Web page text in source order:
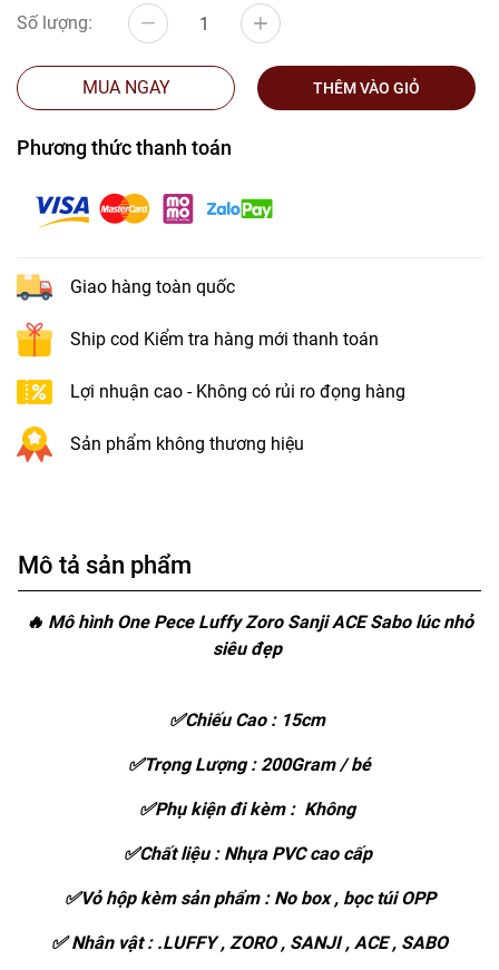
Số lượng:
MUA NGAY THÊM VÀO GIỎ
Phương thức thanh toán
Giao hàng toàn quốc
Ship cod Kiểm tra hàng mới thanh toán
Lợi nhuận cao - Không có rủi ro đọng hàng
Sản phẩm không thương hiệu
Mô tả sản phẩm
🔥 Mô hình One Pece Luffy Zoro Sanji ACE Sabo lúc nhỏ
siêu đẹp
✅Chiếu Cao : 15cm
✅Trọng Lượng : 200Gram / bé
✅Phụ kiện đi kèm : Không
✅Chất liệu : Nhựa PVC cao cấp
✅Vỏ hộp kèm sản phẩm : No box , bọc túi OPP
✅ Nhân vật : .LUFFY , ZORO , SANJI , ACE , SABO